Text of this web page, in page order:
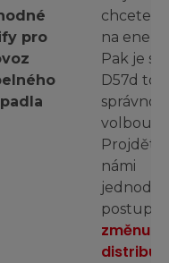
pro
chcete
na
Pak je
D57d tou
správnou
volbou!
Projděte
námi
postup,
změnu